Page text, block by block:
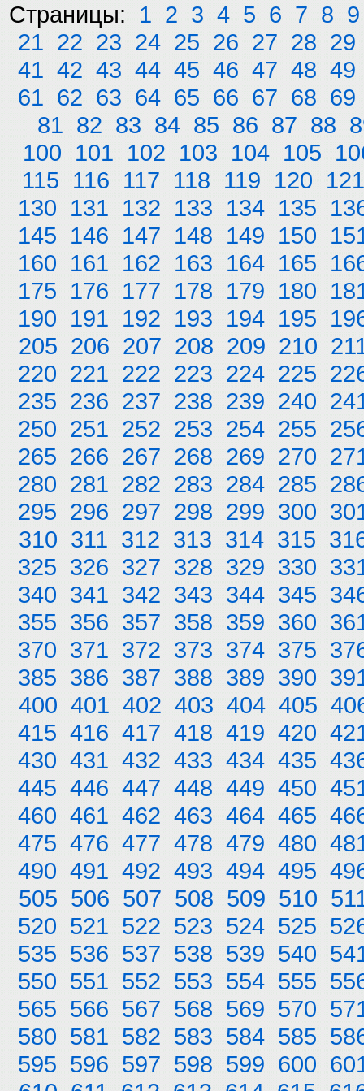
Страницы: 1 2 3 4 5 6 7 8 9
21 22 23 24 25 26 27 28 29
41 42 43 44 45 46 47 48 49
61 62 63 64 65 66 67 68 69
81 82 83 84 85 86 87 88
100 101 102 103 104 105
115 116 117 118 119 120 121
130 131 132 133 134 135
145 146 147 148 149 150
160 161 162 163 164 165
175 176 177 178 179 180
190 191 192 193 194 195
205 206 207 208 209 210
220 221 222 223 224 225
235 236 237 238 239 240
250 251 252 253 254 255
265 266 267 268 269 270
280 281 282 283 284 285
295 296 297 298 299 300
310 311 312 313 314 315
325 326 327 328 329 330
340 341 342 343 344 345
355 356 357 358 359 360
370 371 372 373 374 375
385 386 387 388 389 390
400 401 402 403 404 405
415 416 417 418 419 420
430 431 432 433 434 435
445 446 447 448 449 450
460 461 462 463 464 465
475 476 477 478 479 480
490 491 492 493 494 495
505 506 507 508 509 510
520 521 522 523 524 525
535 536 537 538 539 540
550 551 552 553 554 555
565 566 567 568 569 570
580 581 582 583 584 585
595 596 597 598 599 600